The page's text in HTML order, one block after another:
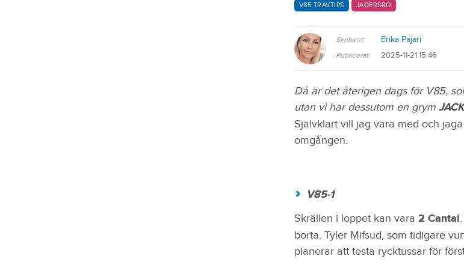
V85 TRAVTIPS JÄGERSRO
Skribent: Erika Pajari
Publicerat: 2025-11-21 15:46
Då är det återigen dags för V85,
utan vi har dessutom en grym
Självklart vill jag vara med och
omgången.
V85-1
Skrällen i loppet kan vara 2 Cantal
borta. Tyler Mifsud, som tidigare
planerar att testa rycktussar för